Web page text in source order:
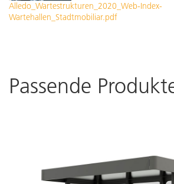
Alledo_Wartestrukturen_2020_Web-Index-
Wartehallen_Stadtmobiliar.pdf
Passende